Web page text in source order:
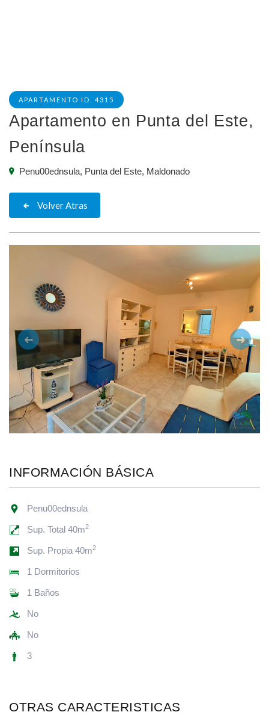
APARTAMENTO ID. 4315
Apartamento en Punta del Este,
Península
Penu00ednsula, Punta del Este, Maldonado
Volver Atras
Anterior
INFORMACIÓN BÁSICA
Penu00ednsula
Sup. Total 40m2
Sup. Propia 40m2
1 Dormitorios
1 Baños
No
No
3
OTRAS CARACTERISTICAS